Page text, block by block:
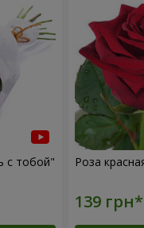
с тобой" Роза